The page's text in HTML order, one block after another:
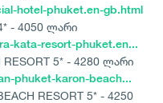
hotel-phuket.en-gb.html
- 4050 ლარი
kata-resort-phuket.en...
RESORT 5* - 4280 ლარი
phuket-karon-beach...
RESORT 5* - 4250